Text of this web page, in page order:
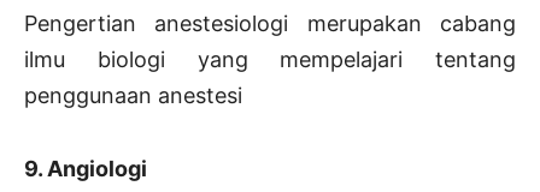
Pengertian anestesiologi merupakan cabang
ilmu biologi yang mempelajari tentang
penggunaan anestesi
9. Angiologi